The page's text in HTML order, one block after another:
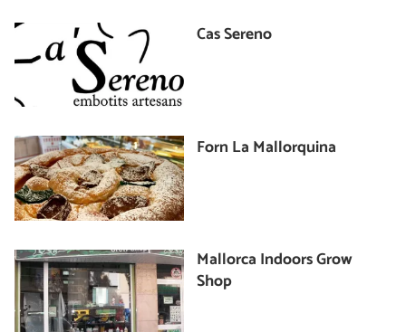
Cas Sereno
Forn La Mallorquina
Mallorca Indoors Grow
Shop